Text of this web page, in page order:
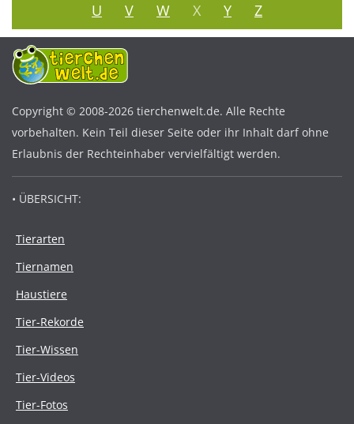
U
V W X Y Z
Copyright © 2008-2026 tierchenwelt.de. Alle Rechte
vorbehalten. Kein Teil dieser Seite oder ihr Inhalt darf ohne
Erlaubnis der Rechteinhaber vervielfältigt werden.
• ÜBERSICHT:
Tierarten
Tiernamen
Haustiere
Tier-Rekorde
Tier-Wissen
Tier-Videos
Tier-Fotos